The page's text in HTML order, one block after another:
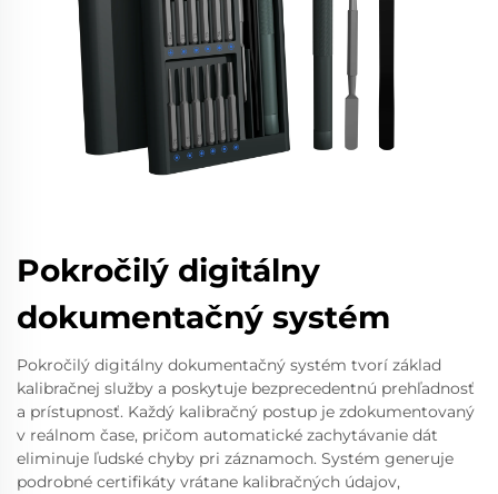
Pokročilý digitálny
dokumentačný systém
Pokročilý digitálny dokumentačný systém tvorí základ
kalibračnej služby a poskytuje bezprecedentnú prehľadnosť
a prístupnosť. Každý kalibračný postup je zdokumentovaný
v reálnom čase, pričom automatické zachytávanie dát
eliminuje ľudské chyby pri záznamoch. Systém generuje
podrobné certifikáty vrátane kalibračných údajov,